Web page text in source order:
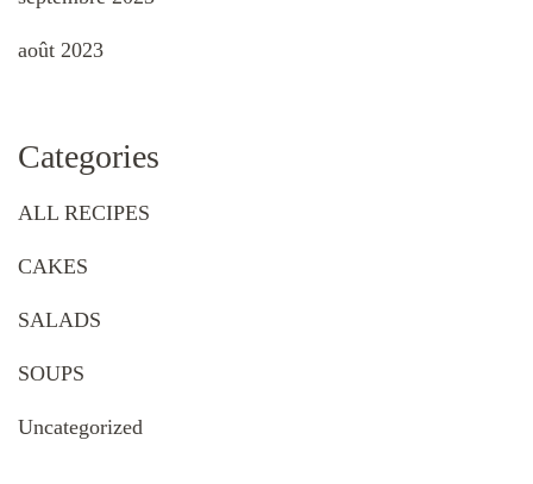
août 2023
Categories
ALL RECIPES
CAKES
SALADS
SOUPS
Uncategorized